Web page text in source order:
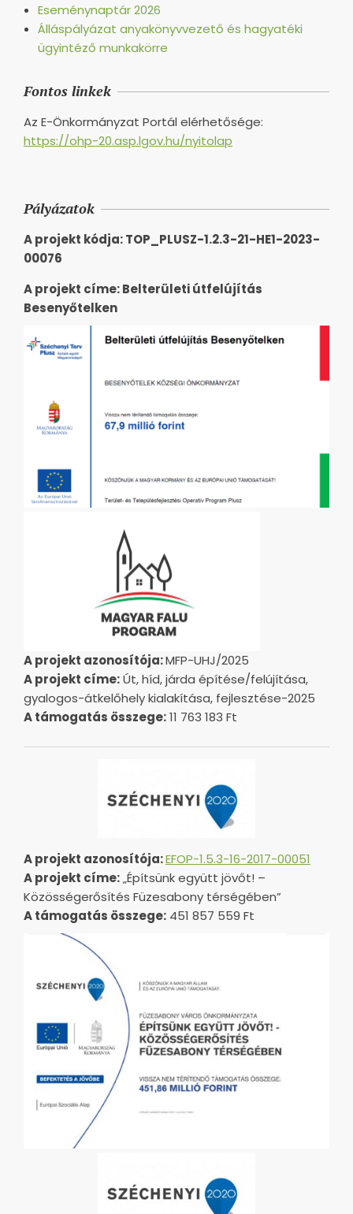
Eseménynaptár 2026
Álláspályázat anyakönyvvezető és hagyatéki
ügyintéző munkakörre
Fontos linkek
Az E-Önkormányzat Portál elérhetősége:
https://ohp-20.asp.lgov.hu/nyitolap
Pályázatok
A projekt kódja: TOP_PLUSZ-1.2.3-21-HE1-2023-
00076
A projekt címe: Belterületi útfelújítás
Besenyőtelken
A projekt azonosítója:MFP-UHJ/2025
A projekt címe:Út, híd, járda építése/felújítása,
gyalogos-átkelőhely kialakítása, fejlesztése-2025
A támogatás összege:11 763 183 Ft
A projekt azonosítója:EFOP-1.5.3-16-2017-00051
A projekt címe:„Építsünk együtt jövőt! –
Közösségerősítés Füzesabony térségében”
A támogatás összege: 451 857 559 Ft